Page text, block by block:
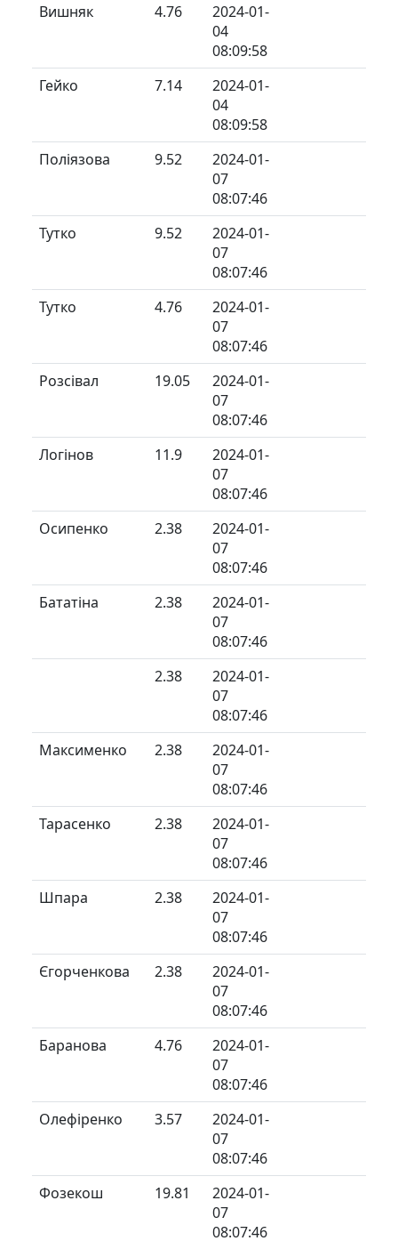
Вишняк
4.76
2024-01-
04
08:09:58
Гейко
7.14
2024-01-
04
08:09:58
Поліязова
9.52
2024-01-
07
08:07:46
Тутко
9.52
2024-01-
07
08:07:46
Тутко
4.76
2024-01-
07
08:07:46
Розсівал
19.05
2024-01-
07
08:07:46
Логінов
11.9
2024-01-
07
08:07:46
Осипенко
2.38
2024-01-
07
08:07:46
Бататіна
2.38
2024-01-
07
08:07:46
2.38
2024-01-
07
08:07:46
Максименко
2.38
2024-01-
07
08:07:46
Тарасенко
2.38
2024-01-
07
08:07:46
Шпара
2.38
2024-01-
07
08:07:46
Єгорченкова
2.38
2024-01-
07
08:07:46
Баранова
4.76
2024-01-
07
08:07:46
Олефіренко
3.57
2024-01-
07
08:07:46
Фозекош
19.81
2024-01-
07
08:07:46